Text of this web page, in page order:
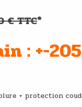
€ TTC*
: +-
+ protection